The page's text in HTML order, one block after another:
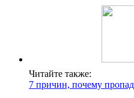
Читайте также:
7 причин, почему